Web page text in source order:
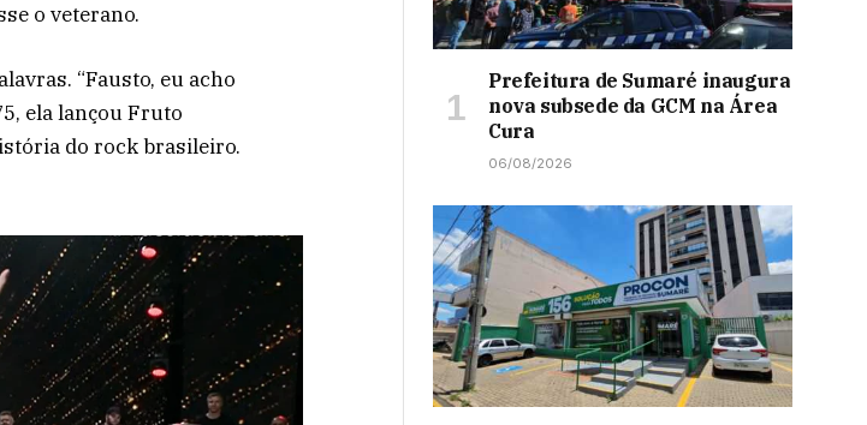
o veterano.
“Fausto, eu acho
ela lançou Fruto
do rock brasileiro.
Prefeitura de Sumaré inaugura
nova subsede da GCM na Área
Cura
06/08/2026